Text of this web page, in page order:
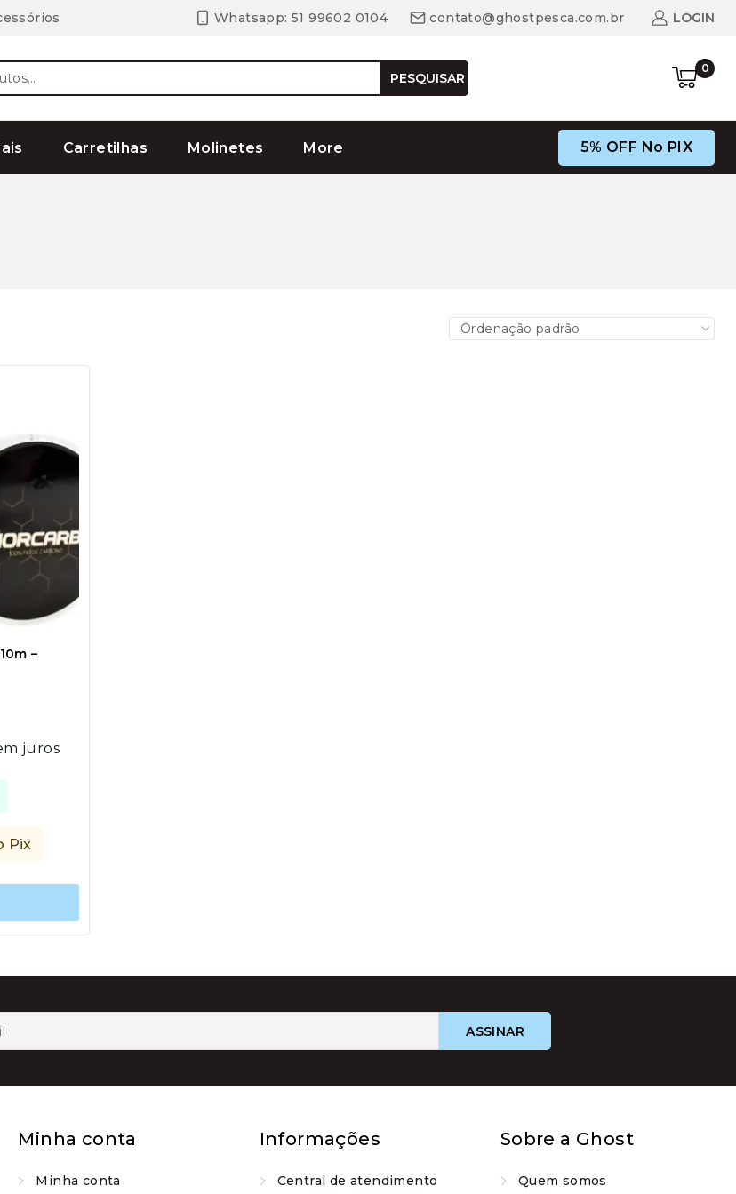
Whatsapp: 51 99602 0104 contato@ghostpesca.com.br LOGIN
PESQUISAR
0
Carretilhas Molinetes More 5% OFF No PIX
–
juros
Pix
Este
tem
várias
na
do
Minha conta
Minha conta
Informações
Central de atendimento
Sobre a Ghost
Quem somos